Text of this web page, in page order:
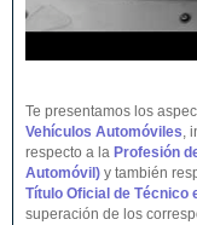
Te presentamos los
Vehículos Automóviles,
respecto a la Profesión
Automóvil) y también
Título Oficial de Técnico
superación de los